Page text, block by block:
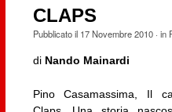
CLAPS
Pubblicato il 17 Novembre 2010· in
di Nando Mainardi
Pino Casamassima, Il